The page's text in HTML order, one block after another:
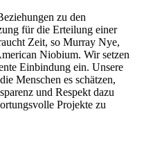
zu den
für die Erteilung einer
Zeit, so Murray Nye,
Niobium. Wir setzen
Einbindung ein. Unsere
Menschen es schätzen,
und Respekt dazu
Projekte zu